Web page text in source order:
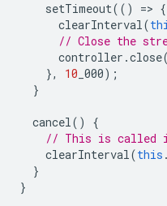
setTimeout(() => {
clearInterval(
// Close the
controller .close
},
10 _000);
}
cancel()
{
// This is called
clearInterval(this .
}
}